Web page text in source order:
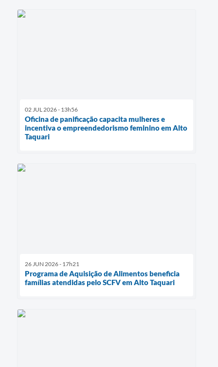
02 JUL 2026 - 13h56
Oficina de panificação capacita mulheres e
incentiva o empreendedorismo feminino em Alto
Taquari
26 JUN 2026 - 17h21
Programa de Aquisição de Alimentos beneficia
famílias atendidas pelo SCFV em Alto Taquari